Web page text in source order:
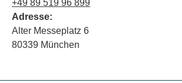
+49 89 519 96 899
Adresse:
Alter Messeplatz 6
80339 München